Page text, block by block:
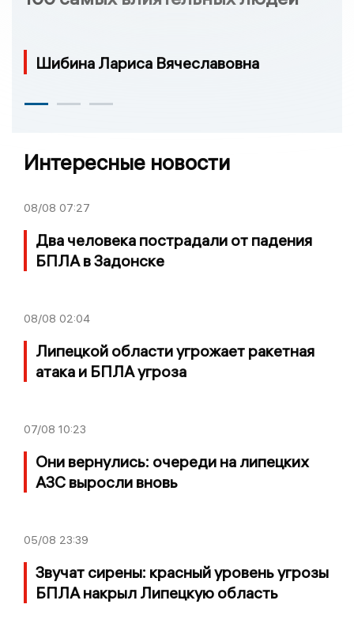
Шибина Лариса Вячеславовна
Интересные новости
08/08 07:27
Два человека пострадали от падения
БПЛА в Задонске
08/08 02:04
Липецкой области угрожает ракетная
атака и БПЛА угроза
07/08 10:23
Они вернулись: очереди на липецких
АЗС выросли вновь
05/08 23:39
Звучат сирены: красный уровень угрозы
БПЛА накрыл Липецкую область